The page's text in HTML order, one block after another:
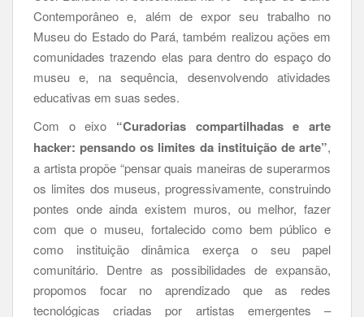
Contemporâneo e, além de expor seu trabalho no
Museu do Estado do Pará, também realizou ações em
comunidades trazendo elas para dentro do espaço do
museu e, na sequência, desenvolvendo atividades
educativas em suas sedes.
Com o eixo “Curadorias compartilhadas e arte
hacker: pensando os limites da instituição de arte”,
a artista propõe “pensar quais maneiras de superarmos
os limites dos museus, progressivamente, construindo
pontes onde ainda existem muros, ou melhor, fazer
com que o museu, fortalecido como bem público e
como instituição dinâmica exerça o seu papel
comunitário. Dentre as possibilidades de expansão,
propomos focar no aprendizado que as redes
tecnológicas criadas por artistas emergentes –